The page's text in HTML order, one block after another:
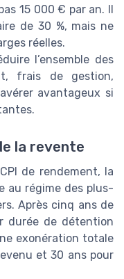
15 000 € par an. Il
de 30 %, mais ne
réelles.
l’ensemble des
frais de gestion,
avantageux si
la revente
de rendement, la
au régime des plus-
Après cinq ans de
durée de détention
exonération totale
et 30 ans pour